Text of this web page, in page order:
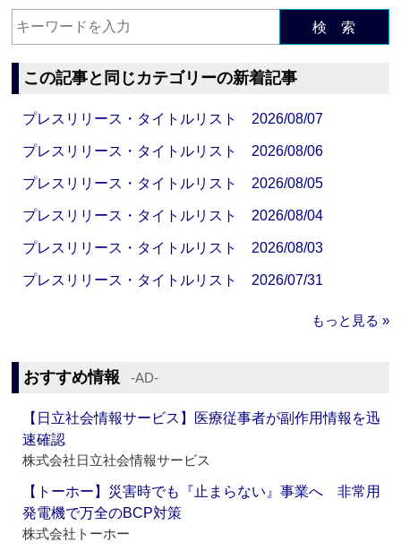
検 索
この記事と同じカテゴリーの新着記事
プレスリリース・タイトルリスト 2026/08/07
プレスリリース・タイトルリスト 2026/08/06
プレスリリース・タイトルリスト 2026/08/05
プレスリリース・タイトルリスト 2026/08/04
プレスリリース・タイトルリスト 2026/08/03
プレスリリース・タイトルリスト 2026/07/31
もっと見る »
おすすめ情報 ‐AD‐
【日立社会情報サービス】医療従事者が副作用情報を迅
速確認
株式会社日立社会情報サービス
【トーホー】災害時でも『止まらない』事業へ 非常用
発電機で万全のBCP対策
株式会社トーホー